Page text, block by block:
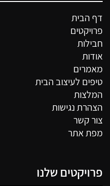
דף הבית
פרויקטים
חבילות
אודות
מאמרים
טיפים לעיצוב הבית
המלצות
הצהרת נגישות
צור קשר
מפת אתר
פרויקטים שלנו